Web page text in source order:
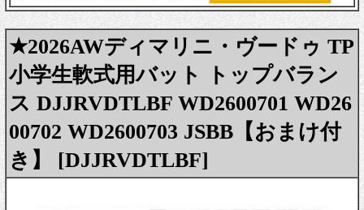
★2026AWディマリニ・ヴードゥ TP
小学生軟式用バット トップバラン
ス DJJRVDTLBF WD2600701 WD26
00702 WD2600703 JSBB【おまけ付
き】 [DJJRVDTLBF]